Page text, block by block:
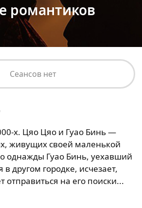
романтиков
Сеансов нет
х. Цяо Цяо и Гуао Бинь —
живущих своей маленькой
однажды Гуао Бинь, уехавший
в другом городке, исчезает,
на его поиски...